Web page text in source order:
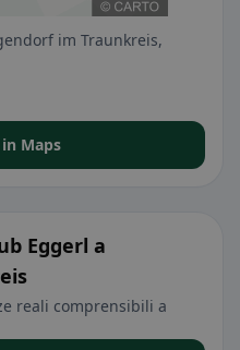
im Traunkreis,
Maps
Eggerl a
reali comprensibili a